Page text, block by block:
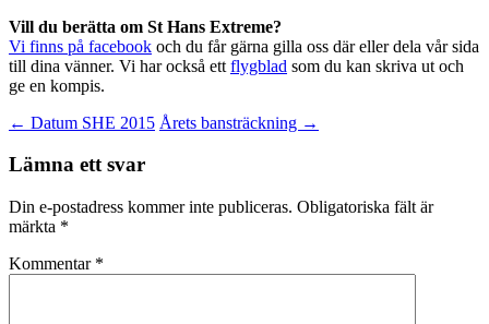
Vill du berätta om St Hans Extreme?
Vi finns på facebook och du får gärna gilla oss där eller dela vår sida
till dina vänner. Vi har också ett flygblad som du kan skriva ut och
ge en kompis.
Inläggsnavigering
← Datum SHE 2015 Årets bansträckning →
Lämna ett svar
Din e-postadress kommer inte publiceras. Obligatoriska fält är
märkta *
Kommentar *